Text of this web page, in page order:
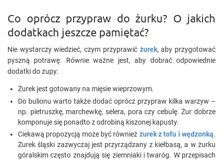
Co oprócz przypraw do żurku? O jakich
dodatkach jeszcze pamiętać?
Nie wystarczy wiedzieć, czym przyprawić żurek, aby przygotować
pyszną potrawę. Równie ważne jest, aby dobrać odpowiednie
dodatki do zupy:
Żurek jest gotowany na mięsie wieprzowym.
Do bulionu warto także dodać oprócz przypraw kilka warzyw –
np. pietruszkę, marchewkę, selera, pora czy cebulę. Żur dobrze
komponuje się ponadto z odrobiną kiszonej kapusty.
Ciekawą propozycją może być również żurek z tofu i wędzonką.
Żurek śląski zazwyczaj jest przyrządzany z kiełbasą, a w żurku
góralskim często znajdują się ziemniaki i twaróg. W przepisach